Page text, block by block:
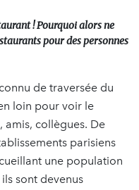
! Pourquoi alors ne
pour des personnes
de traversée du
loin pour voir le
amis, collègues. De
parisiens
une population
sont devenus